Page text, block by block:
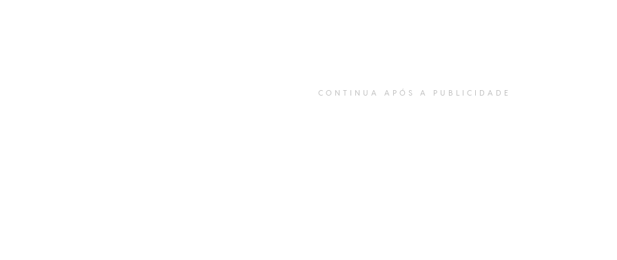
CONTINUA APÓS A PUBLICIDADE